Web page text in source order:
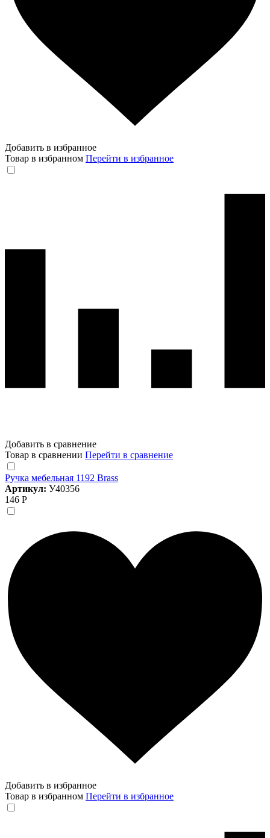
Добавить в избранное
Товар в избранном Перейти в избранное
Добавить в сравнение
Товар в сравнении Перейти в сравнение
Ручка мебельная 1192 Brass
Артикул: У40356
146 Р
Добавить в избранное
Товар в избранном Перейти в избранное